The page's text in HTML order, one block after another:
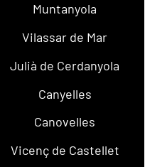
Muntanyola
Vilassar de Mar
Julià de Cerdanyola
Canyelles
Canovelles
Vicenç de Castellet